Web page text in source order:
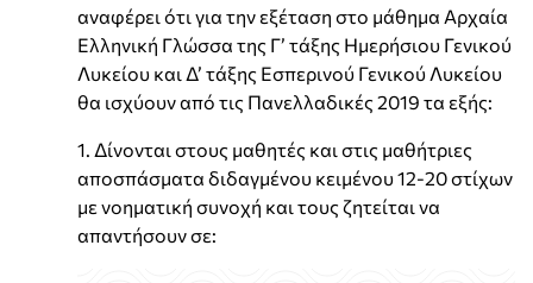
αναφέρει ότι για την εξέταση στο μάθημα Αρχαία
Ελληνική Γλώσσα της Γ’ τάξης Ημερήσιου Γενικού
Λυκείου και Δ’ τάξης Εσπερινού Γενικού Λυκείου
θα ισχύουν από τις Πανελλαδικές 2019 τα εξής:
1. Δίνονται στους μαθητές και στις μαθήτριες
αποσπάσματα διδαγμένου κειμένου 12-20 στίχων
με νοηματική συνοχή και τους ζητείται να
απαντήσουν σε: